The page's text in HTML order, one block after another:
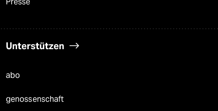
Unterstützen
abo
genossenschaft